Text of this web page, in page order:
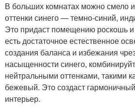
В больших комнатах можно смело
оттенки синего — темно-синий,
Это придаст помещению роскошь
есть достаточное естественное
создания баланса и избежания
насыщенности синего,
нейтральными оттенками, такими
бежевый. Это создаст
интерьер.